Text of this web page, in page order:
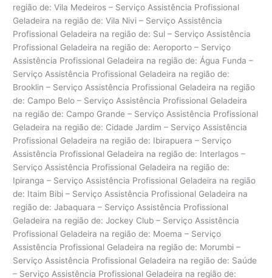
região de: Vila Medeiros – Serviço Assistência Profissional
Geladeira na região de: Vila Nivi – Serviço Assistência
Profissional Geladeira na região de: Sul – Serviço Assistência
Profissional Geladeira na região de: Aeroporto – Serviço
Assistência Profissional Geladeira na região de: Água Funda –
Serviço Assistência Profissional Geladeira na região de:
Brooklin – Serviço Assistência Profissional Geladeira na região
de: Campo Belo – Serviço Assistência Profissional Geladeira
na região de: Campo Grande – Serviço Assistência Profissional
Geladeira na região de: Cidade Jardim – Serviço Assistência
Profissional Geladeira na região de: Ibirapuera – Serviço
Assistência Profissional Geladeira na região de: Interlagos –
Serviço Assistência Profissional Geladeira na região de:
Ipiranga – Serviço Assistência Profissional Geladeira na região
de: Itaim Bibi – Serviço Assistência Profissional Geladeira na
região de: Jabaquara – Serviço Assistência Profissional
Geladeira na região de: Jockey Club – Serviço Assistência
Profissional Geladeira na região de: Moema – Serviço
Assistência Profissional Geladeira na região de: Morumbi –
Serviço Assistência Profissional Geladeira na região de: Saúde
– Serviço Assistência Profissional Geladeira na região de: